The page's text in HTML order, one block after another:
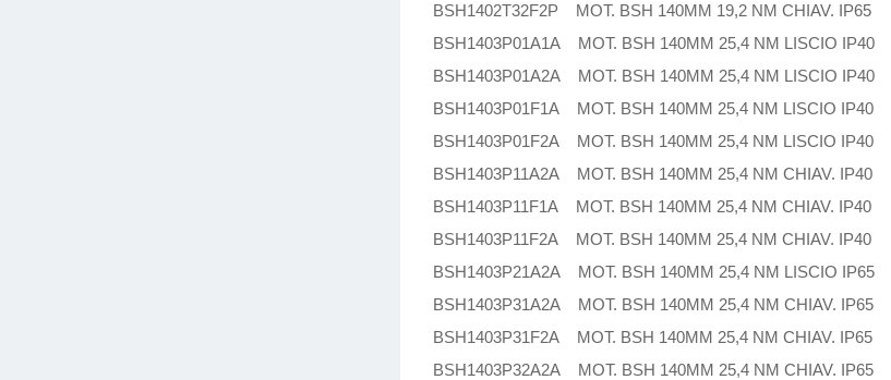
BSH1402T32F2P MOT. BSH 140MM 19,2 NM CHIAV. IP65
BSH1403P01A1A MOT. BSH 140MM 25,4 NM LISCIO IP40
BSH1403P01A2A MOT. BSH 140MM 25,4 NM LISCIO IP40
BSH1403P01F1A MOT. BSH 140MM 25,4 NM LISCIO IP40
BSH1403P01F2A MOT. BSH 140MM 25,4 NM LISCIO IP40
BSH1403P11A2A MOT. BSH 140MM 25,4 NM CHIAV. IP40
BSH1403P11F1A MOT. BSH 140MM 25,4 NM CHIAV. IP40
BSH1403P11F2A MOT. BSH 140MM 25,4 NM CHIAV. IP40
BSH1403P21A2A MOT. BSH 140MM 25,4 NM LISCIO IP65
BSH1403P31A2A MOT. BSH 140MM 25,4 NM CHIAV. IP65
BSH1403P31F2A MOT. BSH 140MM 25,4 NM CHIAV. IP65
BSH1403P32A2A MOT. BSH 140MM 25,4 NM CHIAV. IP65